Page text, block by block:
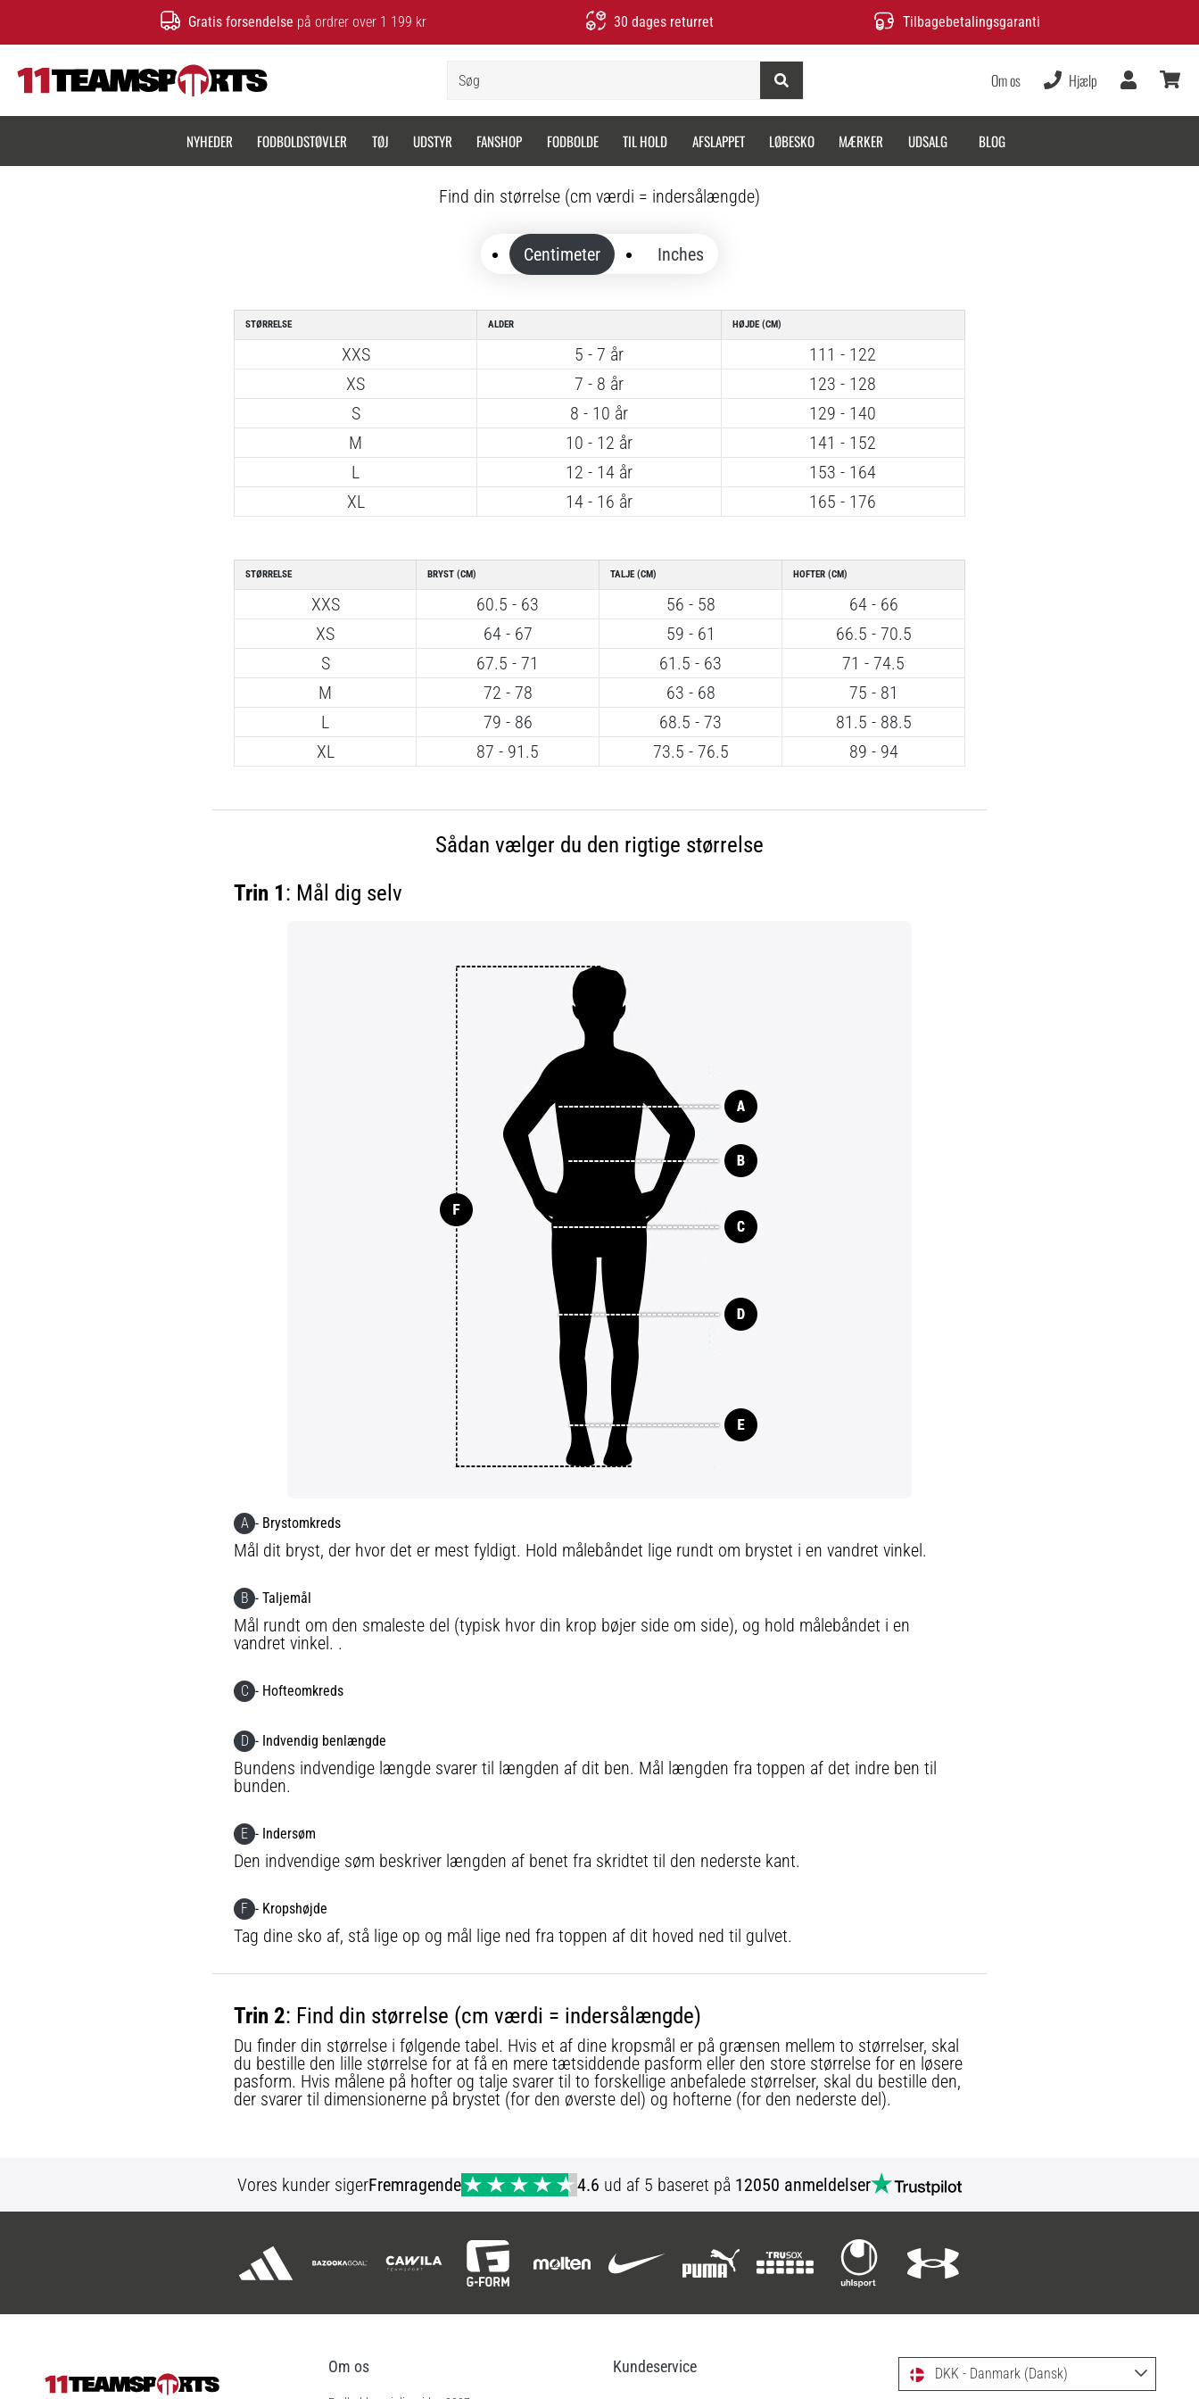
Gratis forsendelse på ordrer over 1 199 kr 30 dages returret Tilbagebetalingsgaranti
Om os Hjælp
Bruger
NYHEDER FODBOLDSTØVLER TØJ UDSTYR FANSHOP FODBOLDE TIL HOLD AFSLAPPET LØBESKO MÆRKER UDSALG BLOG
Find din størrelse (cm værdi = indersålængde)
Centimeter Inches
STØRRELSE
XXS
XS
S
M
L
XL
ALDER
5 - 7 år
7 - 8 år
8 - 10 år
10 - 12 år
12 - 14 år
14 - 16 år
HØJDE (CM)
111 - 122
123 - 128
129 - 140
141 - 152
153 - 164
165 - 176
STØRRELSE
XXS
XS
S
M
L
XL
BRYST (CM)
60.5 - 63
64 - 67
67.5 - 71
72 - 78
79 - 86
87 - 91.5
TALJE (CM)
56 - 58
59 - 61
61.5 - 63
63 - 68
68.5 - 73
73.5 - 76.5
HOFTER (CM)
64 - 66
66.5 - 70.5
71 - 74.5
75 - 81
81.5 - 88.5
89 - 94
Sådan vælger du den rigtige størrelse
Trin 1: Mål dig selv
A - Brystomkreds
Mål dit bryst, der hvor det er mest fyldigt. Hold målebåndet lige rundt om brystet i en vandret vinkel.
B - Taljemål
Mål rundt om den smaleste del (typisk hvor din krop bøjer side om side), og hold målebåndet i en
vandret vinkel. .
C - Hofteomkreds
D - Indvendig benlængde
Bundens indvendige længde svarer til længden af ​​dit ben. Mål længden fra toppen af ​​det indre ben til
bunden.
E - Indersøm
Den indvendige søm beskriver længden af ​​benet fra skridtet til den nederste kant.
F - Kropshøjde
Tag dine sko af, stå lige op og mål lige ned fra toppen af ​​dit hoved ned til gulvet.
Trin 2: Find din størrelse (cm værdi = indersålængde)
Du finder din størrelse i følgende tabel. Hvis et af dine kropsmål er på grænsen mellem to størrelser, skal
du bestille den lille størrelse for at få en mere tætsiddende pasform eller den store størrelse for en løsere
pasform. Hvis målene på hofter og talje svarer til to forskellige anbefalede størrelser, skal du bestille den,
der svarer til dimensionerne på brystet (for den øverste del) og hofterne (for den nederste del).
Vores kunder sigerFremragende 4.6 ud af 5 baseret på 12050 anmeldelser
Om os Kundeservice DKK - Danmark (Dansk)